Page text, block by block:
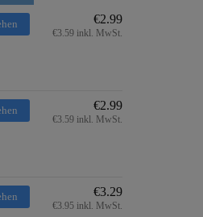
€2.99
€3.59 inkl. MwSt.
€2.99
€3.59 inkl. MwSt.
€3.29
€3.95 inkl. MwSt.